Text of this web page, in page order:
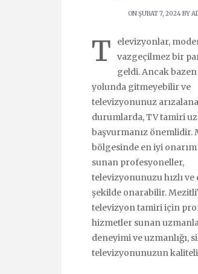
ON ŞUBAT 7, 2024 BY
T
elevizyonlar,
vazgeçilmez bir
geldi. Ancak
yolunda gitmeyebilir ve
televizyonunuz
durumlarda, TV tamiri
başvurmanız önemlidir.
bölgesinde en iyi
sunan profesyoneller,
televizyonunuzu hızlı
şekilde onarabilir.
televizyon tamiri için
hizmetler sunan
deneyimi ve uzmanlığı,
televizyonunuzun